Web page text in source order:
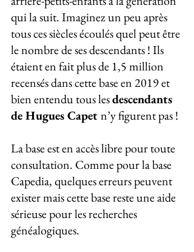
qui la suit. Imaginez un peu après
tous ces siècles écoulés quel peut être
le nombre de ses descendants ! Ils
étaient en fait plus de 1,5 million
recensés dans cette base en 2019 et
bien entendu tous les descendants
de Hugues Capet n’y figurent pas !
La base est en accès libre pour toute
consultation. Comme pour la base
Capedia, quelques erreurs peuvent
exister mais cette base reste une aide
sérieuse pour les recherches
généalogiques.